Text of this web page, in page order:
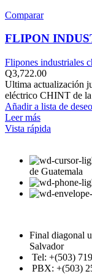
Comparar
FLIPON
Flipones industriales
Q3,722.00
Ultima actualización
eléctrico CHINT de
Añadir a lista de
Leer más
Vista rápida
de Guatemala
Final diagonal
Salvador
Tel: +(503)
PBX: +(503)